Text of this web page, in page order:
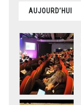
AUJOURD’HUI